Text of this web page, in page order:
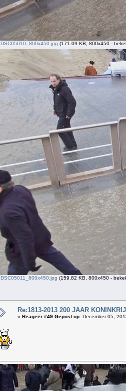
DSC05010_800x450.jpg (171.09 KB, 800x450 -
DSC05011_800x450.jpg (159.82 KB, 800x450 -
Re:1813-2013 200 JAAR
« Reageer #49 Gepost op: December 05,